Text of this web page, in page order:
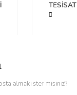
TESİSAT
almak ister misiniz?